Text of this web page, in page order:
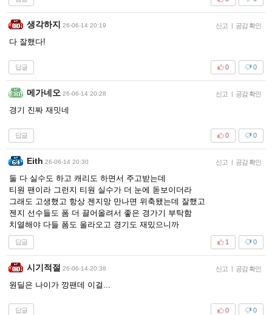
생각하지 26-06-14 20:19 신고 | 공감 확인
다 잘했다!
답글 0
0
메가네오 26-06-14 20:28 신고 | 공감 확인
경기 진짜 재밋네
답글 0
0
Eith 26-06-14 20:30 신고 | 공감 확인
둘 다 실수도 하고 캐리도 하면서 주고받는데
티원 팬이라 그런지 티원 실수가 더 눈에 돋보이더라
그래도 고생했고 항상 젠지망 만나면 위축됐는데 잘했고
젠지 선수들도 폼 더 끌어올려서 좋은 경가기 부탁함
치열해야 다들 폼도 올라오고 경기도 재밌으니까
답글 0
1
시기적절 26-06-14 20:38 신고 | 공감 확인
원딜은 나이가 깡팬데 이걸...
답글 0
0